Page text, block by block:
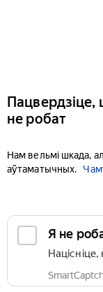
Пацвердзіце,
не робат
Нам вельмі шкада,
аўтаматычных.
Я не